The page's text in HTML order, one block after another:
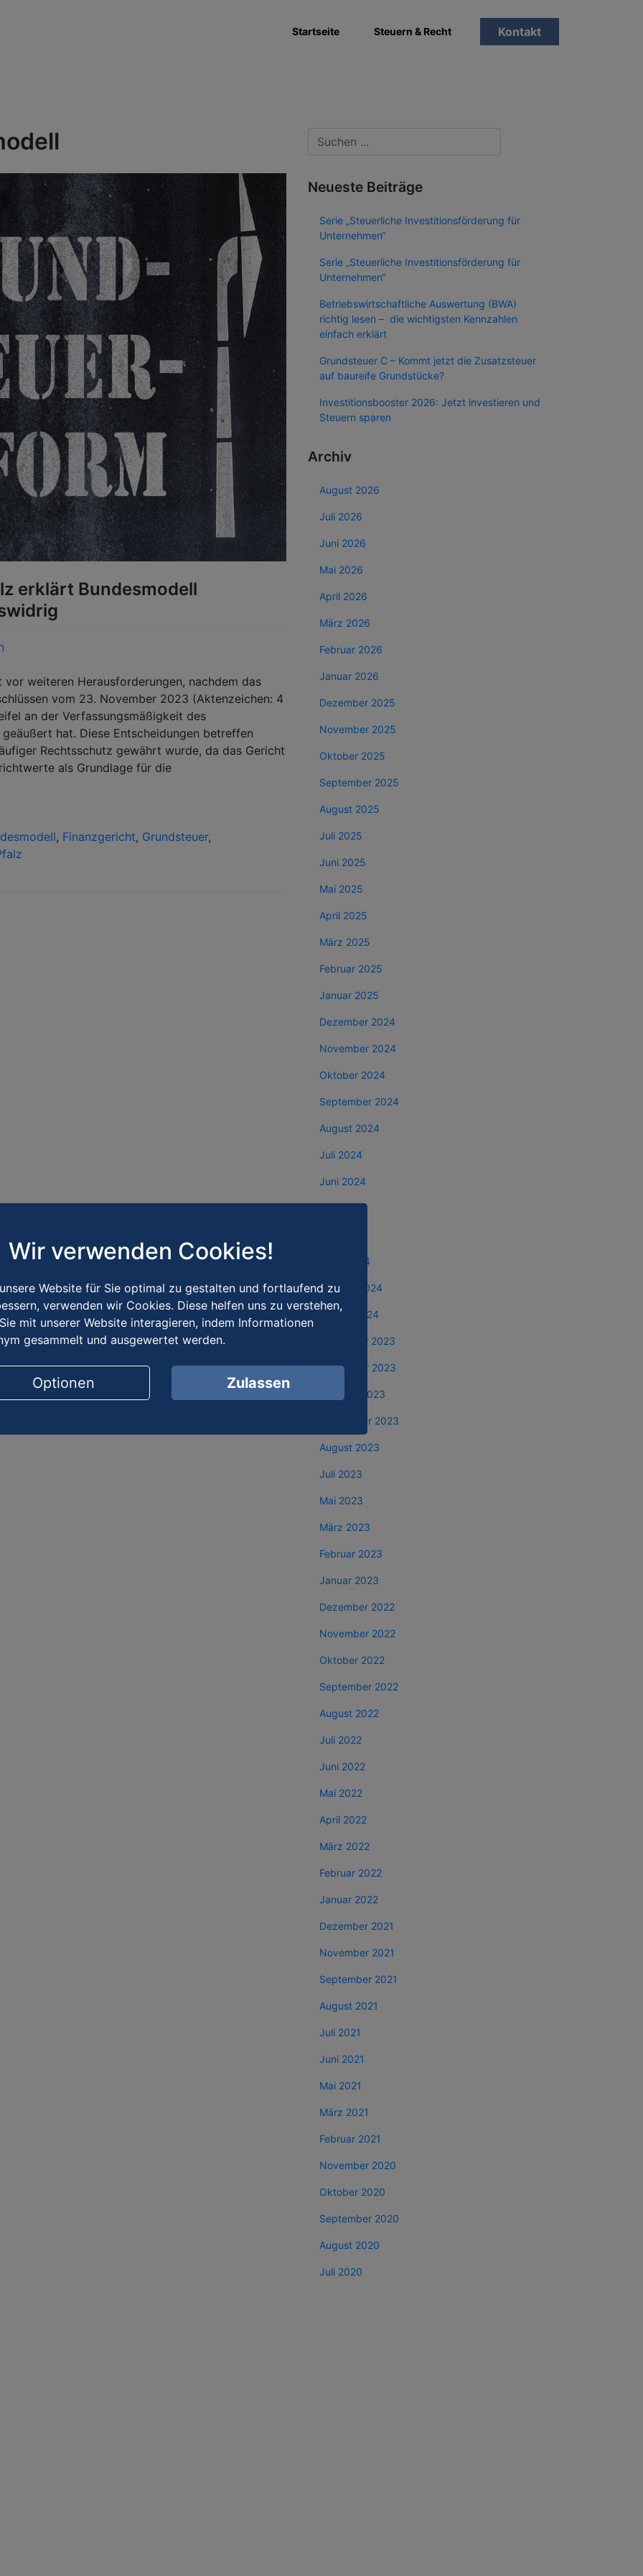
Startseite Steuern & Recht Kontakt
erklärt Bundesmodell
weiteren Herausforderungen, nachdem das
vom 23. November 2023 (Aktenzeichen: 4
an der Verfassungsmäßigkeit des
hat. Diese Entscheidungen betreffen
Rechtsschutz gewährt wurde, da das Gericht
als Grundlage für die
, Finanzgericht, Grundsteuer,
Neueste Beiträge
Serie „Steuerliche Investitionsförderung für
Unternehmen“
Serie „Steuerliche Investitionsförderung für
Unternehmen“
Betriebswirtschaftliche Auswertung (BWA)
richtig lesen – die wichtigsten Kennzahlen
einfach erklärt
Grundsteuer C – Kommt jetzt die Zusatzsteuer
auf baureife Grundstücke?
Investitionsbooster 2026: Jetzt investieren und
Steuern sparen
Archiv
August 2026
Juli 2026
Juni 2026
Mai 2026
April 2026
März 2026
Februar 2026
Januar 2026
Dezember 2025
November 2025
Oktober 2025
September 2025
August 2025
Juli 2025
Juni 2025
Mai 2025
April 2025
März 2025
Februar 2025
Januar 2025
Dezember 2024
November 2024
Oktober 2024
September 2024
August 2024
Juli 2024
Juni 2024
März 2024
Februar 2024
Januar 2024
Dezember 2023
November 2023
Oktober 2023
September 2023
August 2023
Juli 2023
Mai 2023
März 2023
Februar 2023
Januar 2023
Dezember 2022
November 2022
Oktober 2022
September 2022
August 2022
Juli 2022
Juni 2022
Mai 2022
April 2022
März 2022
Februar 2022
Januar 2022
Dezember 2021
November 2021
September 2021
August 2021
Juli 2021
Juni 2021
Mai 2021
März 2021
Februar 2021
November 2020
Oktober 2020
September 2020
August 2020
Juli 2020
Wir verwenden Cookies!
Website für Sie optimal zu gestalten und fortlaufend zu
verwenden wir Cookies. Diese helfen uns zu verstehen,
mit unserer Website interagieren, indem Informationen
gesammelt und ausgewertet werden.
Zulassen
Optionen